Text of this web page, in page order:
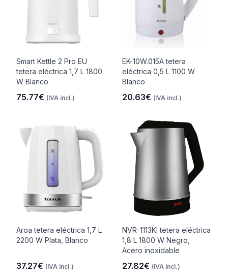
Smart Kettle 2 Pro EU
tetera eléctrica 1,7 L 1800
W Blanco
75.77€ (IVA incl.)
EK-10W.015A tetera
eléctrica 0,5 L 1100 W
Blanco
20.63€ (IVA incl.)
Aroa tetera eléctrica 1,7 L
2200 W Plata, Blanco
37.27€ (IVA incl.)
NVR-1113KI tetera eléctrica
1,8 L 1800 W Negro,
Acero inoxidable
27.82€ (IVA incl.)